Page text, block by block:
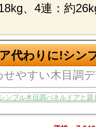
、4連：約
代わりに!シン
やすい木目調